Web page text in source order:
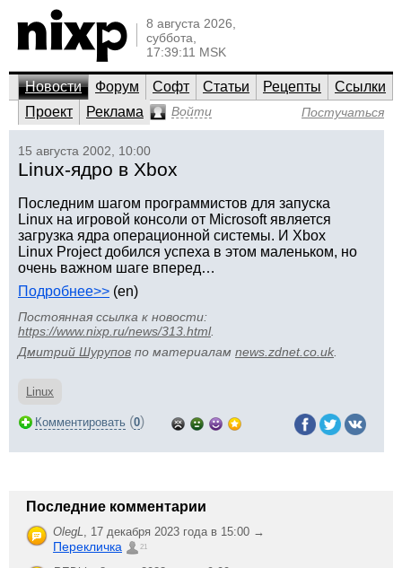
8 августа 2026,
суббота,
17:39:11 MSK
Новости Форум Софт Статьи Рецепты
Ссылки
Проект
Реклама Войти Постучаться
15 августа 2002, 10:00
Linux-ядро в Xbox
Последним шагом программистов для запуска
Linux на игровой консоли от Microsoft является
загрузка ядра операционной системы. И Xbox
Linux Project добился успеха в этом маленьком, но
очень важном шаге вперед…
Подробнее>> (en)
Постоянная ссылка к новости:
https://www.nixp.ru/news/313.html.
Дмитрий Шурупов по материалам news.zdnet.co.uk
Linux
Комментировать (0)
Последние комментарии
OlegL, 17 декабря 2023 года в 15:00 →
Перекличка 21